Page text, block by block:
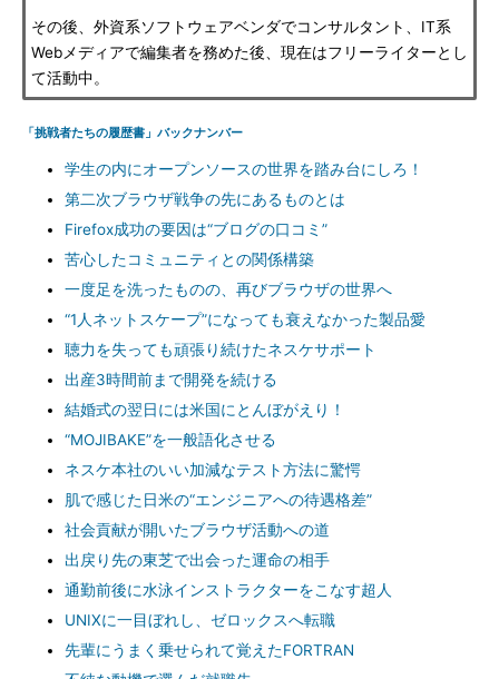
その後、外資系ソフトウェアベンダでコンサルタント、IT系
Webメディアで編集者を務めた後、現在はフリーライターとし
て活動中。
「挑戦者たちの履歴書」バックナンバー
学生の内にオープンソースの世界を踏み台にしろ！
第二次ブラウザ戦争の先にあるものとは
Firefox成功の要因は“ブログの口コミ”
苦心したコミュニティとの関係構築
一度足を洗ったものの、再びブラウザの世界へ
“1人ネットスケープ”になっても衰えなかった製品愛
聴力を失っても頑張り続けたネスケサポート
出産3時間前まで開発を続ける
結婚式の翌日には米国にとんぼがえり！
“MOJIBAKE”を一般語化させる
ネスケ本社のいい加減なテスト方法に驚愕
肌で感じた日米の“エンジニアへの待遇格差”
社会貢献が開いたブラウザ活動への道
出戻り先の東芝で出会った運命の相手
通勤前後に水泳インストラクターをこなす超人
UNIXに一目ぼれし、ゼロックスへ転職
先輩にうまく乗せられて覚えたFORTRAN